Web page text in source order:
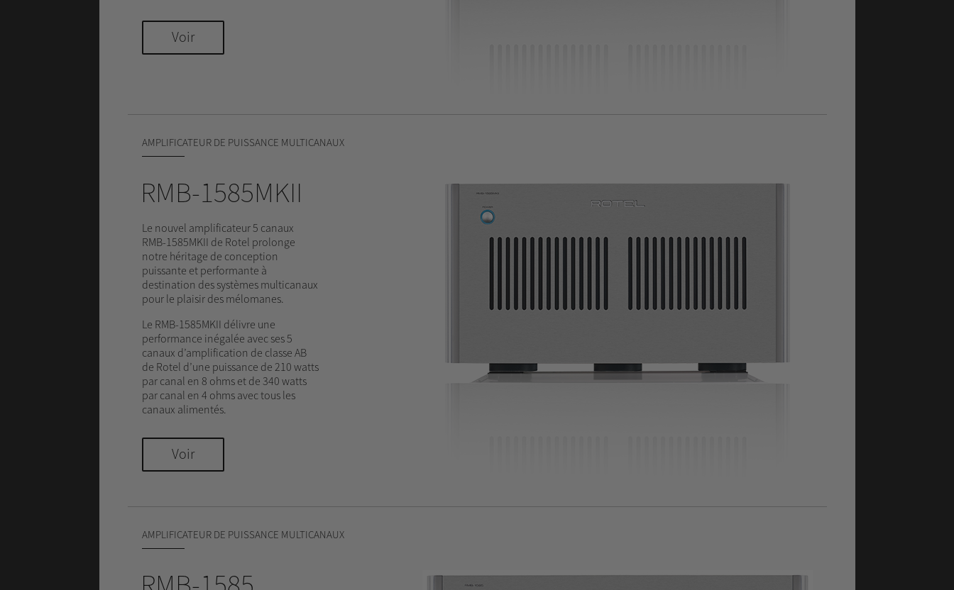
Voir
AMPLIFICATEUR DE PUISSANCE MULTICANAUX
RMB-1585MKII
Le nouvel amplificateur 5 canaux
RMB-1585MKII de Rotel prolonge
notre héritage de conception
puissante et performante à
destination des systèmes multicanaux
pour le plaisir des mélomanes.
Le RMB-1585MKII délivre une
performance inégalée avec ses 5
canaux d’amplification de classe AB
de Rotel d’une puissance de 210 watts
par canal en 8 ohms et de 340 watts
par canal en 4 ohms avec tous les
canaux alimentés.
Voir
AMPLIFICATEUR DE PUISSANCE MULTICANAUX